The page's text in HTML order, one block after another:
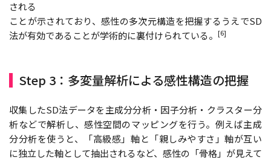
される
ことが示されており、感性の多次元構造を把握するうえでSD
法が有効であることが学術的に裏付けられている。 [6]
Step 3：多変量解析による感性構造の把握
収集したSD法データを主成分分析・因子分析・クラスター分
析などで解析し、感性空間のマッピングを行う。例えば主成
分分析を使うと、「高級感」軸と「親しみやすさ」軸が互い
に独立した軸として抽出されるなど、感性の「骨格」が見えて